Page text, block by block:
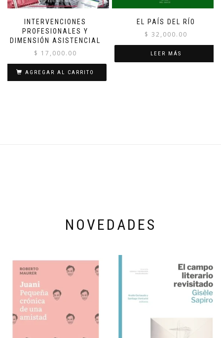
INTERVENCIONES
PROFESIONALES Y
DIMENSIÓN ASISTENCIAL
$ 17,000.00
AGREGAR AL CARRITO
EL PAÍS DEL RÍO
$ 32,000.00
LEER MÁS
NOVEDADES